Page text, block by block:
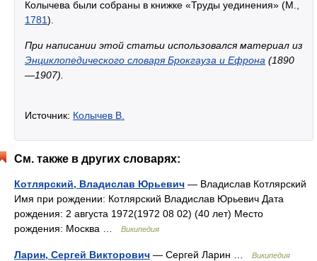
Колычева были собраны в книжке «Труды уединения» (М.,
1781).
При написании этой статьи использовался материал из
Энциклопедического словаря Брокгауза и Ефрона (1890
—1907).
Источник: Колычев В.
См. также в других словарях:
Котлярский, Владислав Юрьевич — Владислав Котлярский
Имя при рождении: Котлярский Владислав Юрьевич Дата
рождения: 2 августа 1972(1972 08 02) (40 лет) Место
рождения: Москва …
Википедия
Ларин, Сергей Викторович — Сергей Ларин … Википедия